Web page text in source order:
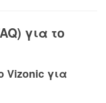
για το
Vizonic για